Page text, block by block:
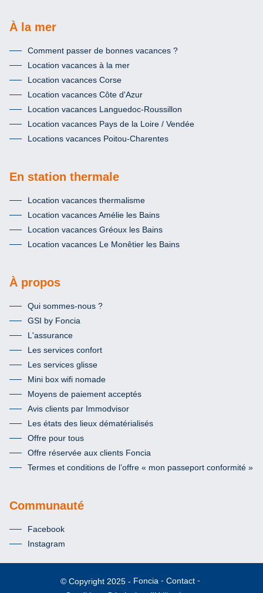
À la mer
Comment passer de bonnes vacances ?
Location vacances à la mer
Location vacances Corse
Location vacances Côte d'Azur
Location vacances Languedoc-Roussillon
Location vacances Pays de la Loire / Vendée
Locations vacances Poitou-Charentes
En station thermale
Location vacances thermalisme
Location vacances Amélie les Bains
Location vacances Gréoux les Bains
Location vacances Le Monêtier les Bains
À propos
Qui sommes-nous ?
GSI by Foncia
L'assurance
Les services confort
Les services glisse
Mini box wifi nomade
Moyens de paiement acceptés
Avis clients par Immodvisor
Les états des lieux dématérialisés
Offre pour tous
Offre réservée aux clients Foncia
Termes et conditions de l’offre « mon passeport conformité »
Communauté
Facebook
Instagram
© Copyright 2025 Foncia
Contact